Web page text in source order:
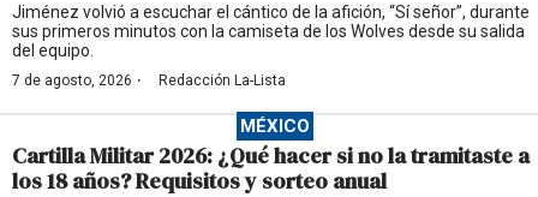
Jiménez volvió a escuchar el cántico de la afición, “Sí señor”, durante
sus primeros minutos con la camiseta de los Wolves desde su salida
del equipo.
7 de agosto, 2026 · Redacción La-Lista
MÉXICO
Cartilla Militar 2026: ¿Qué hacer si no la tramitaste a
los 18 años? Requisitos y sorteo anual